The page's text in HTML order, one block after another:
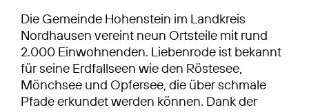
Die Gemeinde Hohenstein im Landkreis
Nordhausen vereint neun Ortsteile mit rund
2.000 Einwohnenden. Liebenrode ist bekannt
für seine Erdfallseen wie den Röstesee,
Mönchsee und Opfersee, die über schmale
Pfade erkundet werden können. Dank der